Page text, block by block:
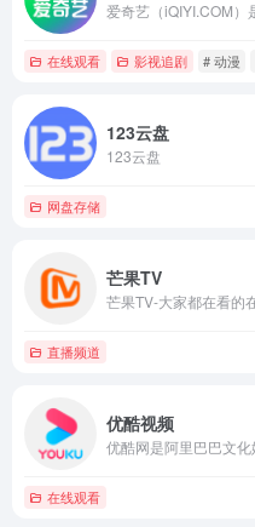
在线观看 影视追剧 # 动漫
123云盘
123云盘
网盘存储
芒果TV
直播频道
优酷视频
在线观看